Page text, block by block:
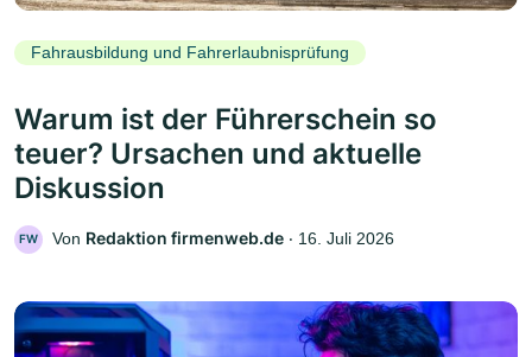
Fahrausbildung und Fahrerlaubnisprüfung
Warum ist der Führerschein so
teuer? Ursachen und aktuelle
Diskussion
FW Von Redaktion firmenweb.de ‧ 16. Juli 2026